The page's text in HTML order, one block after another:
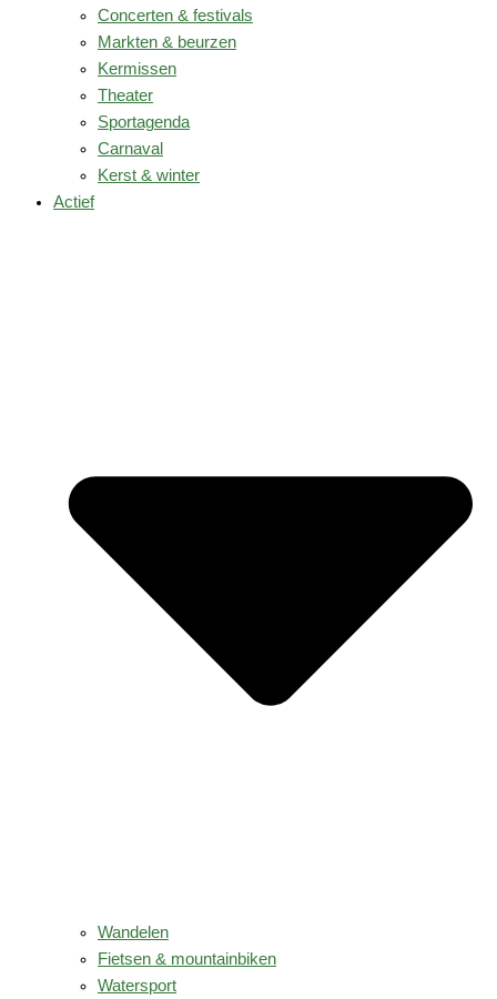
Concerten & festivals
Markten & beurzen
Kermissen
Theater
Sportagenda
Carnaval
Kerst & winter
Actief
Wandelen
Fietsen & mountainbiken
Watersport